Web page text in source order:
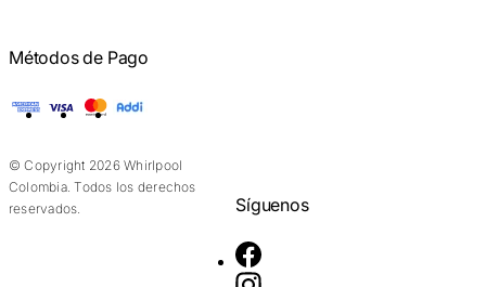
Métodos de Pago
American Express
Visa Mastercard
© Copyright 2026 Whirlpool
Colombia. Todos los derechos
reservados.
Síguenos